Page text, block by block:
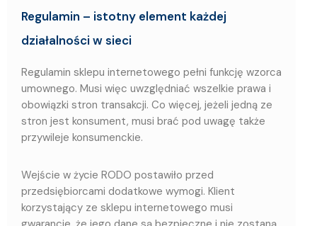
Regulamin – istotny element każdej
działalności w sieci
Regulamin sklepu internetowego pełni funkcję wzorca
umownego. Musi więc uwzględniać wszelkie prawa i
obowiązki stron transakcji. Co więcej, jeżeli jedną ze
stron jest konsument, musi brać pod uwagę także
przywileje konsumenckie.
Wejście w życie RODO postawiło przed
przedsiębiorcami dodatkowe wymogi. Klient
korzystający ze sklepu internetowego musi